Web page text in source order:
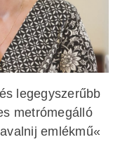
legegyszerűbb
metrómegálló
emlékmű«